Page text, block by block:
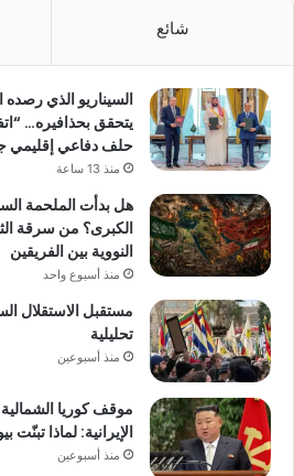
شائع
السيناريو الذي
يتحقق بحذافيره…
حلف دفاعي إقليمي
منذ 13 ساعة
هل بدأت الملحمة
الكبرى؟ من سرقة
النووية بين الفريقين
منذ أسبوع واحد
مستقبل الاستقلال
تحليلية
منذ أسبوعين
موقف كوريا
الإيرانية: لماذا تبنّت
منذ أسبوعين